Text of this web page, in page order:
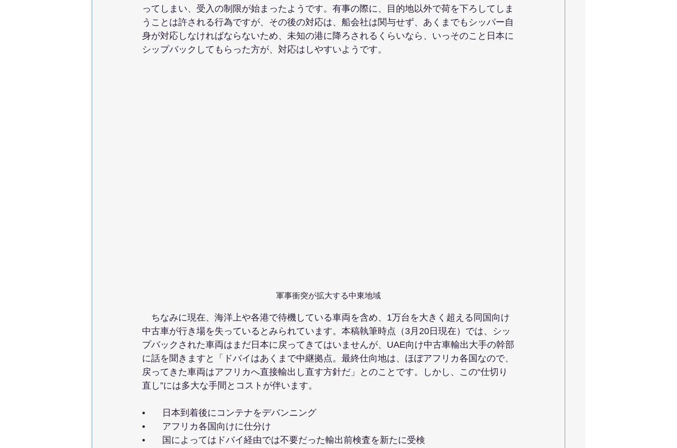
ってしまい、受入の制限が始まったようです。有事の際に、目的地以外で荷を下ろしてしま
うことは許される行為ですが、その後の対応は、船会社は関与せず、あくまでもシッパー自
身が対応しなければならないため、未知の港に降ろされるくらいなら、いっそのこと日本に
シップバックしてもらった方が、対応はしやすいようです。
軍事衝突が拡大する中東地域
ちなみに現在、海洋上や各港で待機している車両を含め、1万台を大きく超える同国向け
中古車が行き場を失っているとみられています。本稿執筆時点（3月20日現在）では、シッ
プバックされた車両はまだ日本に戻ってきてはいませんが、UAE向け中古車輸出大手の幹部
に話を聞きますと「ドバイはあくまで中継拠点。最終仕向地は、ほぼアフリカ各国なので、
戻ってきた車両はアフリカへ直接輸出し直す方針だ」とのことです。しかし、この“仕切り
直し”には多大な手間とコストが伴います。
• 	日本到着後にコンテナをデバンニング
• 	アフリカ各国向けに仕分け
• 	国によってはドバイ経由では不要だった輸出前検査を新たに受検